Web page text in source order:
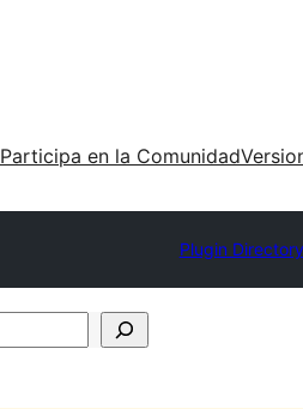
Participa en la Comunidad
Plugin Directory